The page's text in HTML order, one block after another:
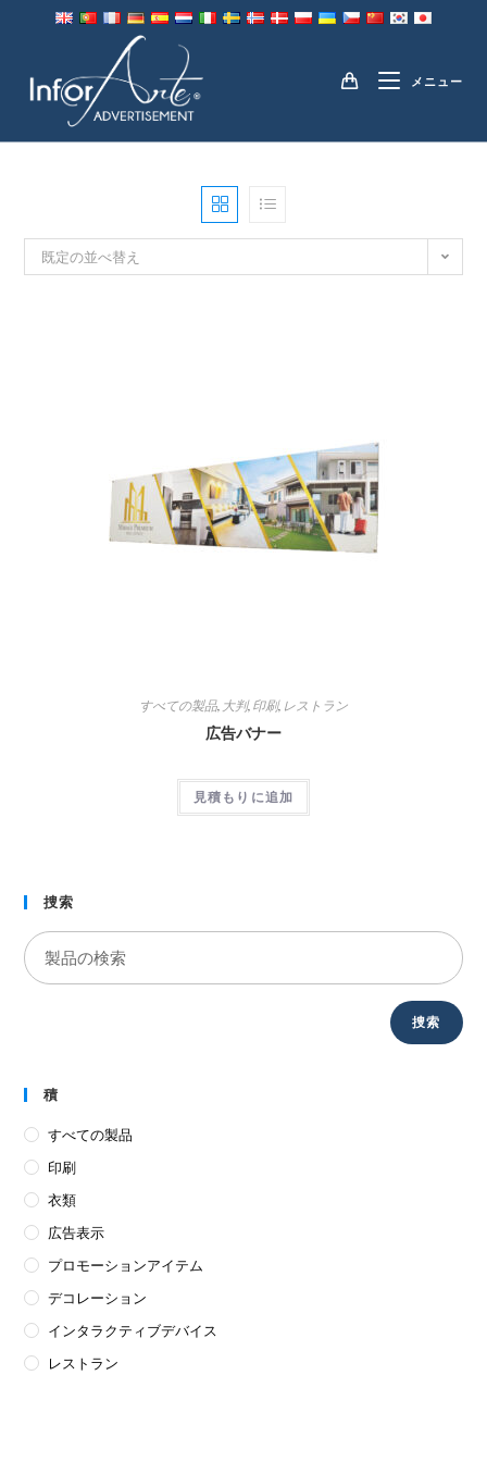
へ
メニュー
ADVERTISING BANNERS
既定の並べ替え
すべての製品, 大判, 印刷, レストラン
広告バナー
見積もりに追加
捜索
捜索
積
すべての製品
印刷
衣類
広告表示
プロモーションアイテム
デコレーション
インタラクティブデバイス
レストラン